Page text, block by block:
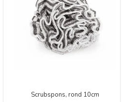
Scrubspons, rond 10cm